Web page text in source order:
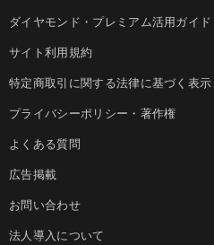
ダイヤモンド・プレミアム活用ガイド
サイト利用規約
特定商取引に関する法律に基づく表示
プライバシーポリシー・著作権
よくある質問
広告掲載
お問い合わせ
法人導入について